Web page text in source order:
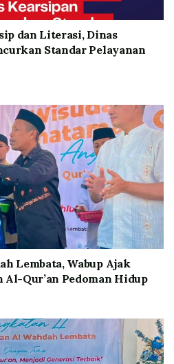
dan Literasi, Dinas
Standar Pelayanan
Lembata, Wabup Ajak
Al-Qur’an Pedoman Hidup